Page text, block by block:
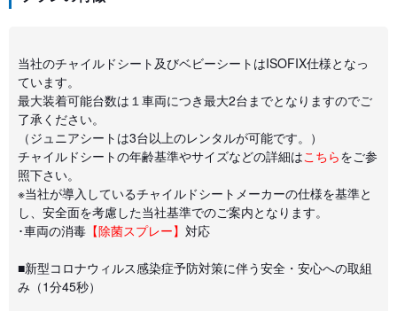
当社のチャイルドシート及びベビーシートはISOFIX仕様となっ
ています。
最大装着可能台数は１車両につき最大2台までとなりますのでご
了承ください。
（ジュニアシートは3台以上のレンタルが可能です。）
チャイルドシートの年齢基準やサイズなどの詳細はこちらをご参
照下さい。
※当社が導入しているチャイルドシートメーカーの仕様を基準と
し、安全面を考慮した当社基準でのご案内となります。
･車両の消毒 【除菌スプレー】 対応
■新型コロナウィルス感染症予防対策に伴う安全・安心への取組
み（1分45秒）